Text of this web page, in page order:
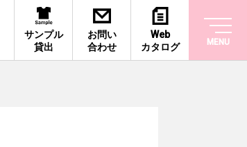
サンプル
貸出
お問い
合わせ
Web
カタログ
MENU